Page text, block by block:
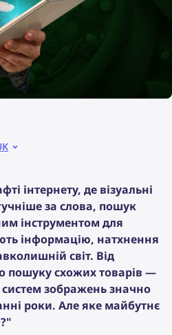
інтернету, де візуальні
за слова, пошук
інструментом для
інформацію, натхнення
світ. Від
пошуку схожих товарів —
зображень значно
роки. Але яке майбутнє